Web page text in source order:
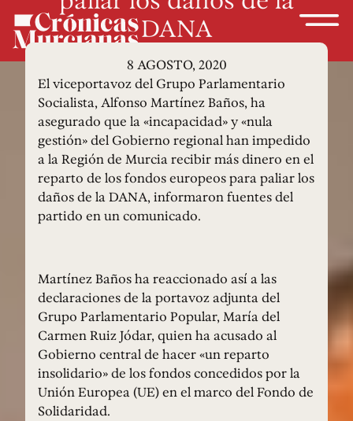
DANA
8 AGOSTO, 2020
El viceportavoz del Grupo Parlamentario
Socialista, Alfonso Martínez Baños, ha
asegurado que la «incapacidad» y «nula
gestión» del Gobierno regional han impedido
a la Región de Murcia recibir más dinero en el
reparto de los fondos europeos para paliar los
daños de la DANA, informaron fuentes del
partido en un comunicado.
Martínez Baños ha reaccionado así a las
declaraciones de la portavoz adjunta del
Grupo Parlamentario Popular, María del
Carmen Ruiz Jódar, quien ha acusado al
Gobierno central de hacer «un reparto
insolidario» de los fondos concedidos por la
Unión Europea (UE) en el marco del Fondo de
Solidaridad.